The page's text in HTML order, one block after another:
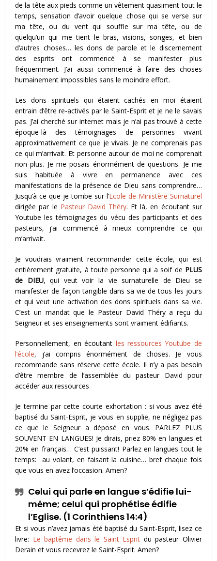
de la tête aux pieds comme un vêtement quasiment tout le
temps, sensation d’avoir quelque chose qui se verse sur
ma tête, ou du vent qui souffle sur ma tête, ou de
quelqu’un qui me tient le bras, visions, songes, et bien
d’autres choses… les dons de parole et le discernement
des esprits ont commencé à se manifester plus
fréquemment. J’ai aussi commencé à faire des choses
humainement impossibles sans le moindre effort.
Les dons spirituels qui étaient cachés en moi étaient
entrain d’être re-activés par le Saint-Esprit et je ne le savais
pas. J’ai cherché sur internet mais je n’ai pas trouvé à cette
époque-là des témoignages de personnes vivant
approximativement ce que je vivais. Je ne comprenais pas
ce qui m’arrivait. Et personne autour de moi ne comprenait
non plus. Je me posais énormément de questions. Je me
suis habituée à vivre en permanence avec ces
manifestations de la présence de Dieu sans comprendre…
Jusqu’à ce que je tombe sur l’Ecole de Ministère Surnaturel
dirigée par le Pasteur David Théry. Et là, en écoutant sur
Youtube les témoignages du vécu des participants et des
pasteurs, j’ai commencé à mieux comprendre ce qui
m’arrivait.
Je voudrais vraiment recommander cette école, qui est
entièrement gratuite, à toute personne qui a soif de PLUS
de DIEU, qui veut voir la vie surnaturelle de Dieu se
manifester de façon tangible dans sa vie de tous les jours
et qui veut une activation des dons spirituels dans sa vie.
C’est un mandat que le Pasteur David Théry a reçu du
Seigneur et ses enseignements sont vraiment édifiants.
Personnellement, en écoutant les ressources Youtube de
l’école, j’ai compris énormément de choses. Je vous
recommande sans réserve cette école. Il n’y a pas besoin
d’être membre de l’assemblée du pasteur David pour
accéder aux ressources
Je termine par cette courte exhortation : si vous avez été
baptisé du Saint-Esprit, je vous en supplie, ne négligez pas
ce que le Seigneur a déposé en vous. PARLEZ PLUS
SOUVENT EN LANGUES! Je dirais, priez 80% en langues et
20% en français… C’est puissant! Parlez en langues tout le
temps: au volant, en faisant la cuisine… bref chaque fois
que vous en avez l’occasion. Amen?
Celui qui parleen langue s’édifie lui-
même; celui qui prophétise édifie
l’Eglise. (1 Corinthiens 14:4)
Et si vous n’avez jamais été baptisé du Saint-Esprit, lisez ce
livre: Le baptême dans le Saint Esprit du pasteur Olivier
Derain et vous recevrez le Saint-Esprit. Amen?